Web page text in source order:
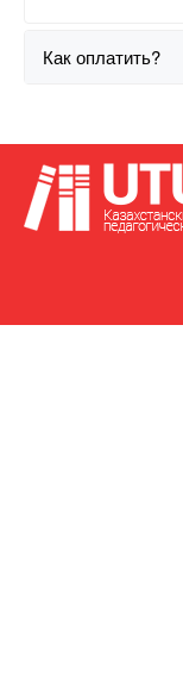
Как оплатить?